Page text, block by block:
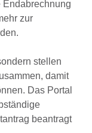
Endabrechnung
zur
stellen
damit
Das Portal
beantragt